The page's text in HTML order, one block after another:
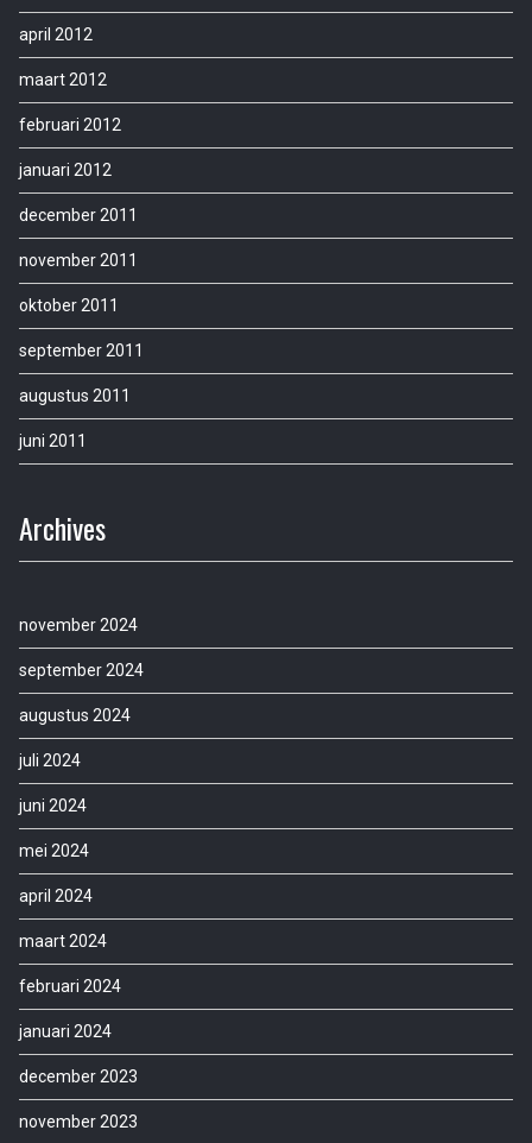
april 2012
maart 2012
februari 2012
januari 2012
december 2011
november 2011
oktober 2011
september 2011
augustus 2011
juni 2011
Archives
november 2024
september 2024
augustus 2024
juli 2024
juni 2024
mei 2024
april 2024
maart 2024
februari 2024
januari 2024
december 2023
november 2023